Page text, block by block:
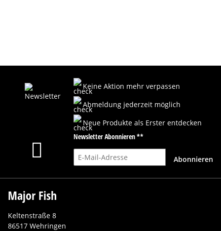
Keine Aktion mehr verpassen
Abmeldung jederzeit möglich
Neue Produkte als Erster entdecken
Newsletter Abonnieren **
E-Mail-Adresse
Abonnieren
Major Fish
Keltenstraße 8
86517 Wehringen